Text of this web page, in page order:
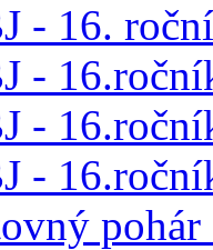
- 16.
-
-
-